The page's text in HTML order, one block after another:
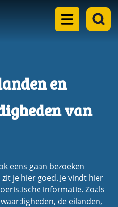
en
van
eens gaan bezoeken
je hier goed. Je vindt hier
informatie. Zoals
de eilanden,